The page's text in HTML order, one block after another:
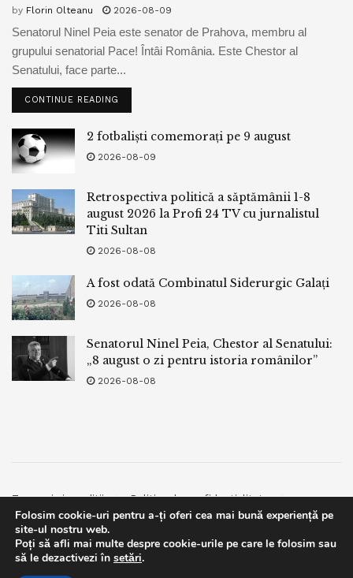
by Florin Olteanu 2026-08-09
Senatorul Ninel Peia este senator de Prahova, membru al
grupului senatorial Pace! Întâi România. Este Chestor al
Senatului, face parte...
CONTINUE READING
2 fotbaliști comemorați pe 9 august
2026-08-09
Retrospectiva politică a săptămânii 1-8
august 2026 la Profi 24 TV cu jurnalistul
Titi Sultan
2026-08-08
A fost odată Combinatul Siderurgic Galați
2026-08-08
Senatorul Ninel Peia, Chestor al Senatului:
„8 august o zi pentru istoria românilor”
2026-08-08
Termeni si conditii
Politica de confidentialitate
Facebook
Contact
© 2019bpnews- Business & Politics Newsbpnews.
Folosim cookie-uri pentru a-ți oferi cea mai bună experiență pe
site-ul nostru web.
Poți să afli mai multe despre cookie-urile pe care le folosim sau
să le dezactivezi în setări.
This website uses GDPR cookies. By continuing to use this
website you are giving consent to cookies being used. Visit our